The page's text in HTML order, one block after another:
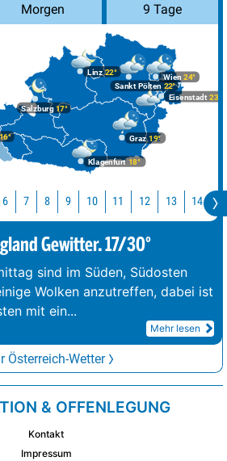
Morgen 9 Tage
Graz19°
Klagenfurt 18°
Linz22°
Salzburg17°
Wien 24°
Eisenstadt 23°
Sankt Pölten 22°
6 7 8 9 10 11 12 13 14
Gewitter. 17/30°
sind im Süden, Südosten
Wolken anzutreffen, dabei ist
mit ein...
Mehr lesen
Österreich-Wetter
& OFFENLEGUNG
Kontakt
Impressum